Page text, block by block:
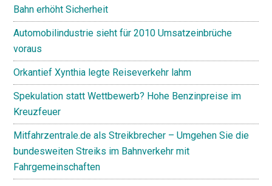
Bahn erhöht Sicherheit
Automobilindustrie sieht für 2010 Umsatzeinbrüche
voraus
Orkantief Xynthia legte Reiseverkehr lahm
Spekulation statt Wettbewerb? Hohe Benzinpreise im
Kreuzfeuer
Mitfahrzentrale.de als Streikbrecher – Umgehen Sie die
bundesweiten Streiks im Bahnverkehr mit
Fahrgemeinschaften